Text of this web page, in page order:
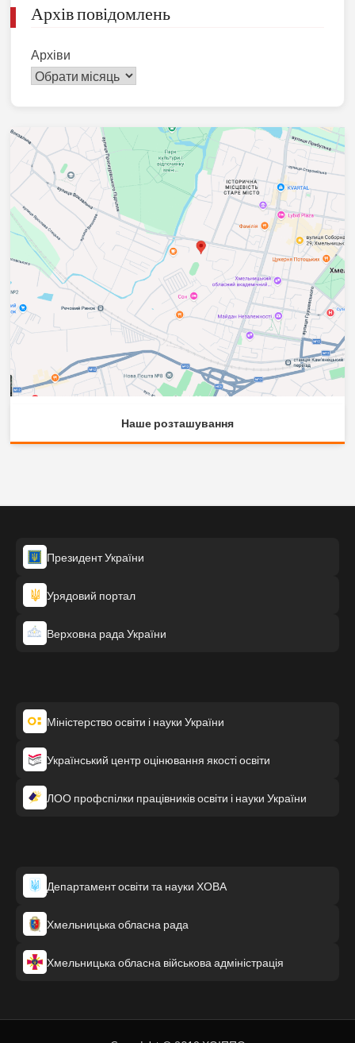
Архів повідомлень
Архіви
Наше розташування
Президент України
Урядовий портал
Верховна рада України
Міністерство освіти і науки України
Український центр оцінювання якості освіти
ЛОО профспілки працівників освіти і науки України
Департамент освіти та науки ХОВА
Хмельницька обласна рада
Хмельницька обласна військова адміністрація